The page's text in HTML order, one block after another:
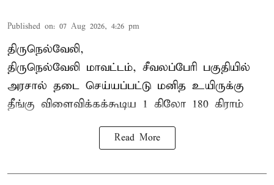
Published on: 07 Aug 2026, 4:26 pm
திருநெல்வேலி,
திருநெல்வேலி மாவட்டம், சீவலப்பேரி பகுதியில்
அரசால் தடை செய்யப்பட்டு மனித உயிருக்கு
தீங்கு விளைவிக்கக்கூடிய 1 கிலோ 180 கிராம்
Read More